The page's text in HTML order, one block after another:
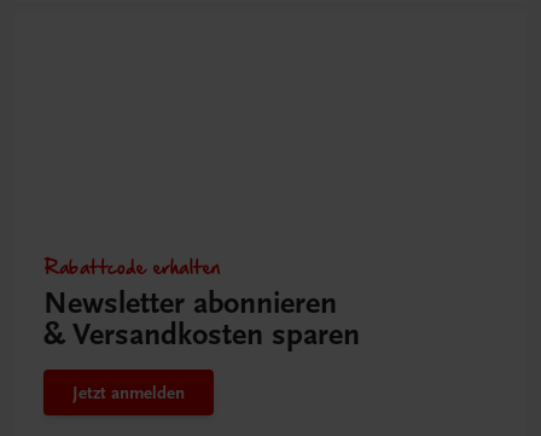
Rabattcode erhalten
Newsletter abonnieren
& Versandkosten sparen
Jetzt anmelden